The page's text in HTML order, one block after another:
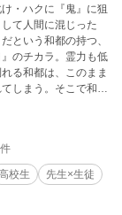
・ハクに『鬼』に狙
て人間に混じった
という和都の持つ、
のチカラ。霊力も低
る和都は、このまま
しまう。そこで和都
生にチカラを分けて
法を探すのだが──。
代ファンタジー。
みます。 ※小説
す。 ※Pixiv、Xfolio
けが視える。 ・仁科
校生
先生×生徒